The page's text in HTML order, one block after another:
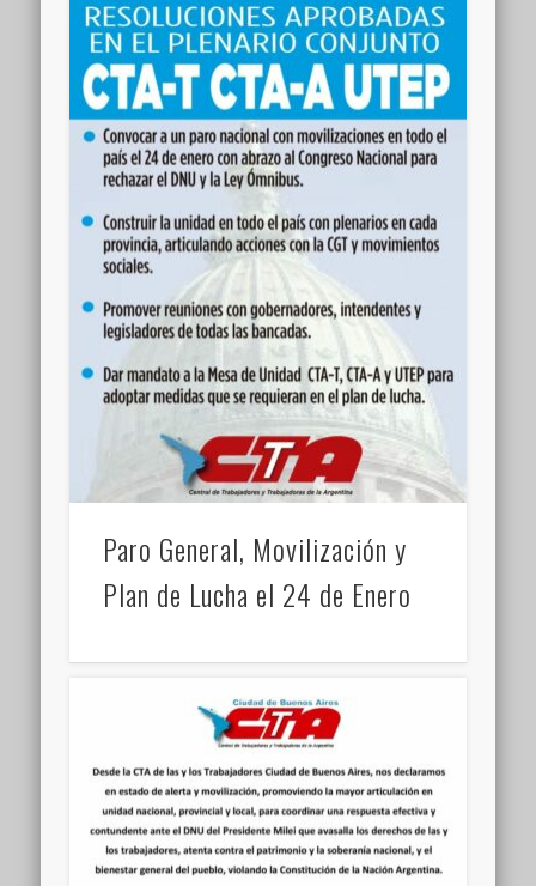
Paro General, Movilización y
Plan de Lucha el 24 de Enero